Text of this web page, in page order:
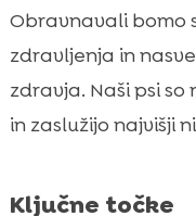
 Zdravljenje
Pravilna
CricksyDog
Preventivni
Obravnavali bomo
zdravljenja in
zdravja. Naši psi
in zaslužijo najvišji
Ključne točke